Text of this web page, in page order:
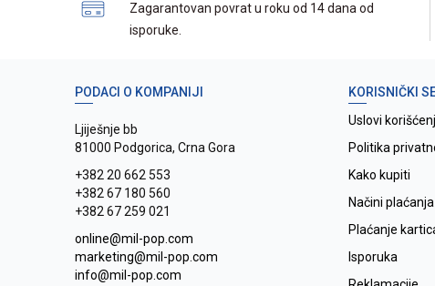
Zagarantovan povrat u roku od 14 dana od
isporuke.
PODACI O KOMPANIJI
Ljiješnje bb
81000 Podgorica, Crna Gora
+382 20 662 553
+382 67 180 560
+382 67 259 021
online@mil-pop.com
marketing@mil-pop.com
info@mil-pop.com
KORISNIČKI
Uslovi
Politika
Kako kupiti
Načini plaćanja
Plaćanje
Isporuka